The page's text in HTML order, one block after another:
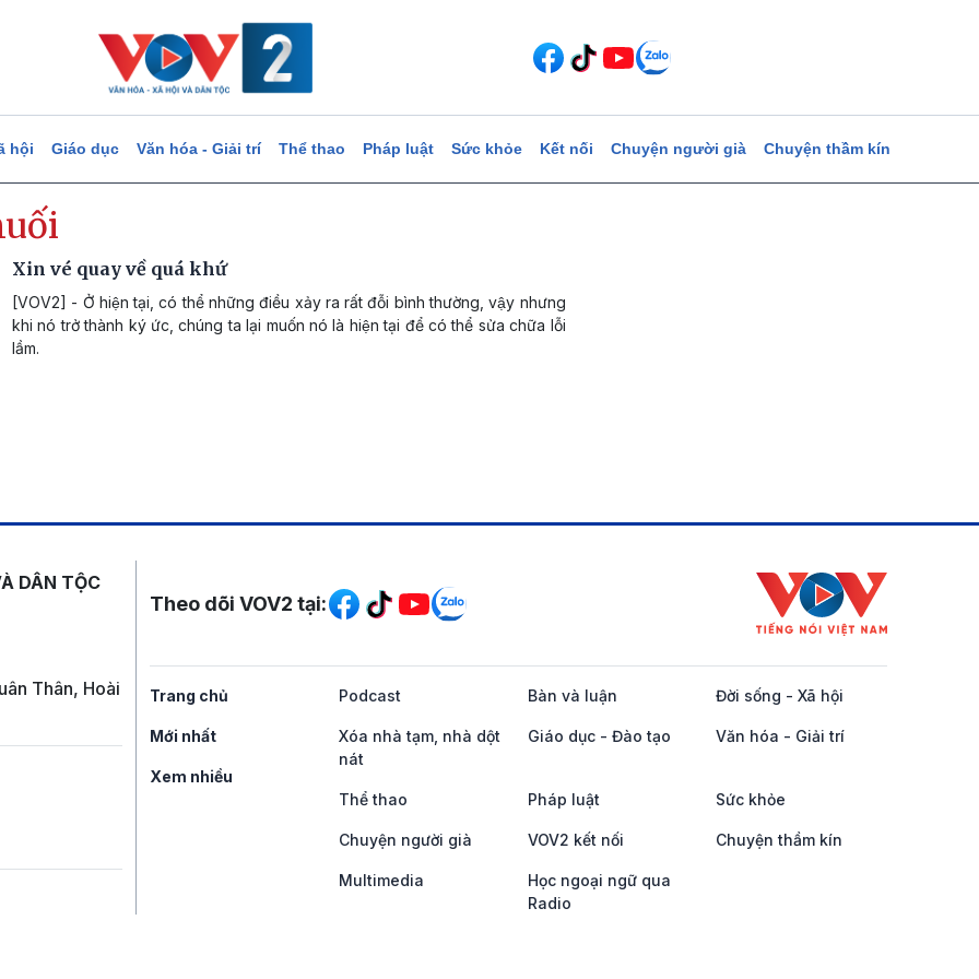
hội Giáo dục Văn hóa - Giải trí Thể thao Pháp luật Sức khỏe Kết nối Chuyện người già Chuyện thầm kín
Xin vé quay về quá khứ
[VOV2] - Ở hiện tại, có thể những điều xảy ra rất đỗi bình thường, vậy nhưng
khi nó trở thành ký ức, chúng ta lại muốn nó là hiện tại để có thể sửa chữa lỗi
lầm.
DÂN TỘC
Thân, Hoài
Mạng xã hội
Theo dõi VOV2 tại:
Trang chủ
Mới nhất
Xem nhiều
Podcast Bàn và luận Đời sống - Xã hội
Xóa nhà tạm, nhà dột
nát
Giáo dục - Đào tạo Văn hóa - Giải trí
Thể thao Pháp luật Sức khỏe
Chuyện người già VOV2 kết nối Chuyện thầm kín
Multimedia
Học ngoại ngữ qua
Radio